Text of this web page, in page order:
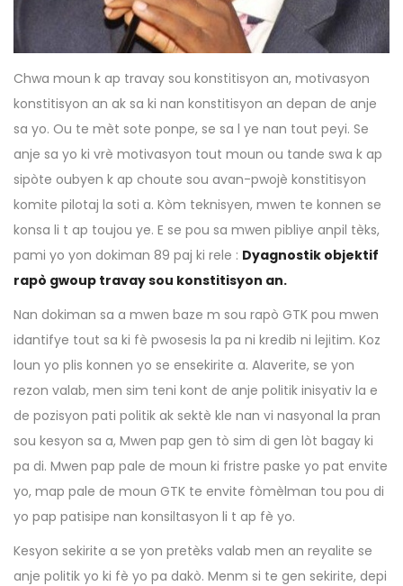
Chwa moun k ap travay sou konstitisyon an, motivasyon
konstitisyon an ak sa ki nan konstitisyon an depan de anje
sa yo. Ou te mèt sote ponpe, se sa l ye nan tout peyi. Se
anje sa yo ki vrè motivasyon tout moun ou tande swa k ap
sipòte oubyen k ap choute sou avan-pwojè konstitisyon
komite pilotaj la soti a. Kòm teknisyen, mwen te konnen se
konsa li t ap toujou ye. E se pou sa mwen pibliye anpil tèks,
pami yo yon dokiman 89 paj ki rele : Dyagnostik objektif
rapò gwoup travay sou konstitisyon an.
Nan dokiman sa a mwen baze m sou rapò GTK pou mwen
idantifye tout sa ki fè pwosesis la pa ni kredib ni lejitim. Koz
loun yo plis konnen yo se ensekirite a. Alaverite, se yon
rezon valab, men sim teni kont de anje politik inisyativ la e
de pozisyon pati politik ak sektè kle nan vi nasyonal la pran
sou kesyon sa a, Mwen pap gen tò sim di gen lòt bagay ki
pa di. Mwen pap pale de moun ki fristre paske yo pat envite
yo, map pale de moun GTK te envite fòmèlman tou pou di
yo pap patisipe nan konsiltasyon li t ap fè yo.
Kesyon sekirite a se yon pretèks valab men an reyalite se
anje politik yo ki fè yo pa dakò. Menm si te gen sekirite, depi